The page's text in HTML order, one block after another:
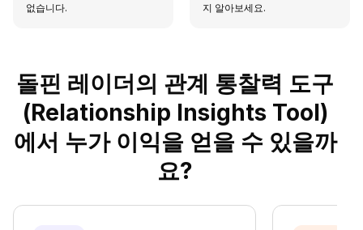
없습니다.
지 알아보세요.
돌핀 레이더의 관계 통찰력 도구
(Relationship Insights Tool)
에서 누가 이익을 얻을 수 있을까
요?